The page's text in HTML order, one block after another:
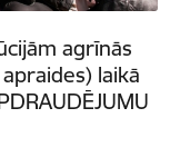
agrīnās
laikā